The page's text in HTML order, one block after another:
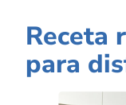
Receta
para